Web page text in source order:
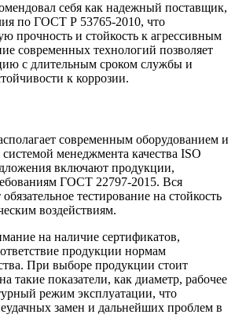
себя как надежный поставщик,
по ГОСТ Р 53765-2010, что
прочность и стойкость к агрессивным
современных технологий позволяет
с длительным сроком службы и
к коррозии.
современным оборудованием и
менеджмента качества ISO
включают продукции,
ГОСТ 22797-2015. Вся
тестирование на стойкость
воздействиям.
на наличие сертификатов,
продукции нормам
При выборе продукции стоит
такие показатели, как диаметр, рабочее
режим эксплуатации, что
замен и дальнейших проблем в